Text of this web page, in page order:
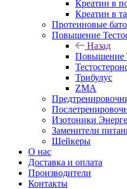
Креатин в
Креатин в
Протеиновые
Повышение
Назад
Повышение
Трибулус
ZMA
Изотоники
Заменители
Шейкеры
О нас
Доставка и оплата
Производители
Контакты